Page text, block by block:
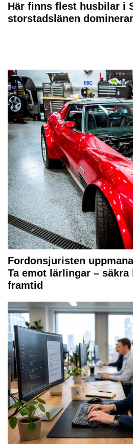
Här finns flest husbilar i
storstadslänen dominerar
Fordonsjuristen
Ta emot lärlingar – säkra
framtid